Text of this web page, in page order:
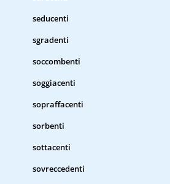
seducenti
sgradenti
soccombenti
soggiacenti
sopraffacenti
sorbenti
sottacenti
sovreccedenti